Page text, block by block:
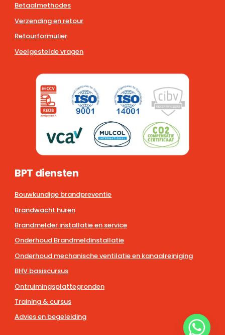
Betaalmethodes
Verzending en retour
Retourformulier
Veelgestelde vragen
BPT diensten
Bouwkundige brandpreventie
Brandwacht huren
Brandmelder installatie en service
Onderhoud Brandmeldinstallatie
Onderhoud mechanische ventilatie en kanaalreiniging
BHV basiscursus
Ontruimingsplattegronden
Training & cursus
Advies en begeleiding